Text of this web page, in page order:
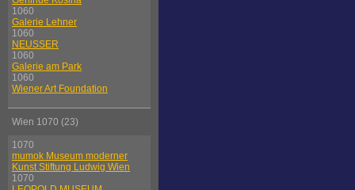
1060
Galerie Lehner
1060
NEUSSER
1060
Galerie am Park
1060
Wiener Art Foundation
Wien 1070 (23)
1070
mumok Museum moderner
Kunst Stiftung Ludwig Wien
1070